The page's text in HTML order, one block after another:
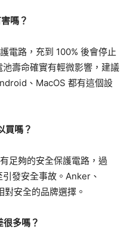
嗎？
電路，充到 100% 後會停止
壽命確實有輕微影響，建議
、MacOS 都有這個設
買嗎？
足夠的安全保護電路，過
發安全事故。Anker、
安全的品牌選擇。
多嗎？